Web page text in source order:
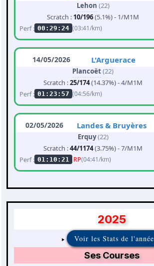
Lehon (22)
Scratch : 10/196(5.1%) - 1/M1M
Perf : 00:29:24 (03:41/km)
14/05/2026 L'Arguerace
Plancoët(22)
Scratch :25/174(14.37%) - 4/M1M
Perf : 01:23:57 (04:56/km)
02/05/2026 Landes & Bruyères
Erquy(22)
Scratch :44/1174(3.75%) - 7/M1M
Perf : 01:10:21 RP(04:41/km)
2025
Voir les Stats de l'année
Ses Courses